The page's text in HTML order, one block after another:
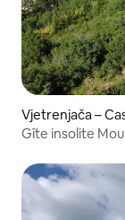
Vjetrenjača –
Gîte insolite